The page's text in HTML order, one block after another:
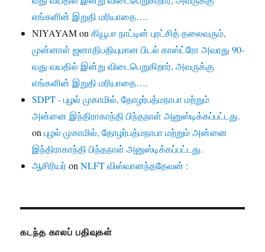
எங்களின் இறுதி மரியாதை….
NIYAYAMonகியூபா நாட்டின் புரட்சித் தலைவரும்,
முன்னாள் ஜனாதிபதியுமான பிடல் காஸ்ட்ரோ அவரது 90-
வது வயதில் இன்று விடைபெறுகிறார், அவருக்கு
எங்களின் இறுதி மரியாதை….
SDPT - புழல் முகாமில், தோழர்பத்மநாபா மற்றும்
அன்னை இந்திராகாந்தி பிந்தநாள் அனுஸ்டிக்கப்பட்டது.
onபுழல் முகாமில், தோழர்பத்மநாபா மற்றும் அன்னை
இந்திராகாந்தி பிந்தநாள் அனுஸ்டிக்கப்பட்டது.
ஆசிரியர்onNLFT விஸ்வானந்ததேவன் :
கடந்த காலப் பதிவுகள்